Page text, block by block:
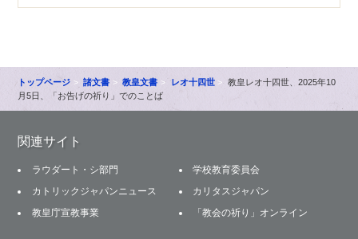
トップページ 諸文書 教皇文書 レオ十四世
教皇レオ十四世、2025年10
月5日、「お告げの祈り」でのことば
関連サイト
ラウダート・シ部門
学校教育委員会
カトリックジャパンニュース
カリタスジャパン
教皇庁宣教事業
「教会の祈り」オンライン